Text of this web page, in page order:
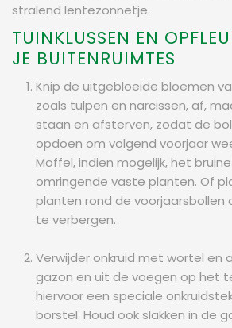
stralend lentezonnetje.
TUINKLUSSEN EN
JE BUITENRUIMTES
Knip de uitgebloeide bloemen
zoals tulpen en narcissen, af,
staan en afsterven, zodat de
opdoen om volgend voorjaar
Moffel, indien mogelijk, het
omringende vaste planten. Of
planten rond de voorjaarsbollen
te verbergen.
Verwijder onkruid met wortel en
gazon en uit de voegen op het
hiervoor een speciale
borstel. Houd ook slakken in de